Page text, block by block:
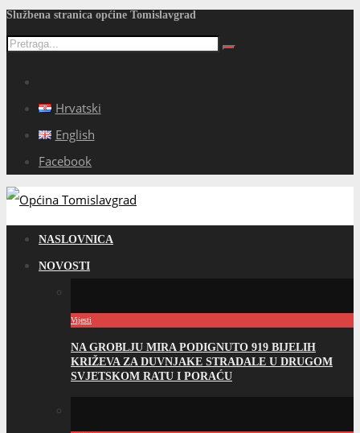
Službena stranica općine Tomislavgrad
Hrvatski
English
Facebook
NASLOVNICA
NOVOSTI
Vijesti
NA GROBLJU MIRA PODIGNUTO 919 BIJELIH
KRIŽEVA ZA DUVNJAKE STRADALE U DRUGOM
SVJETSKOM RATU I PORAĆU